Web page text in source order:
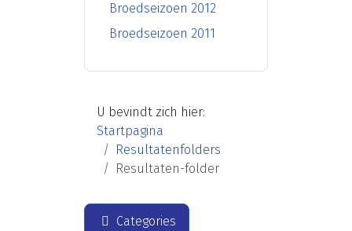
Broedseizoen 2012
Broedseizoen 2011
U bevindt zich hier:
Startpagina
Resultatenfolders
Resultaten-folder
Categories